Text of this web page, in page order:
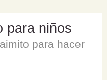
para niños
para hacer